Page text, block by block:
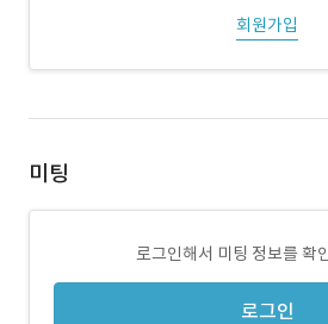
회원가입
미팅
로그인해서 미팅 정보를 확
로그인